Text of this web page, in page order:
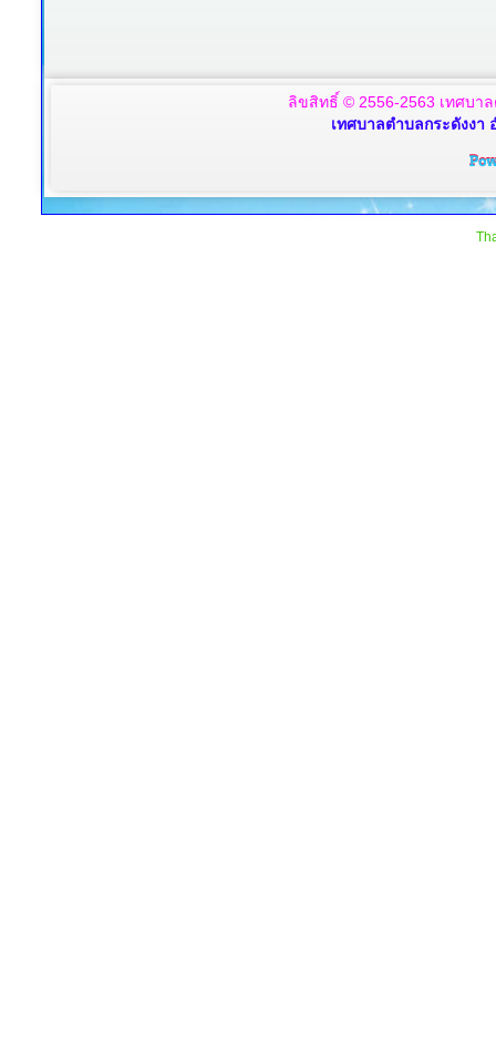
ลิขสิทธิ์ © 2556-2563 เทศบา
เทศบาลตำบลกระดังงา